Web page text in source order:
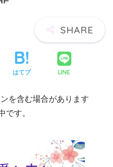
はてブ LINE
を含む場合があります
です。